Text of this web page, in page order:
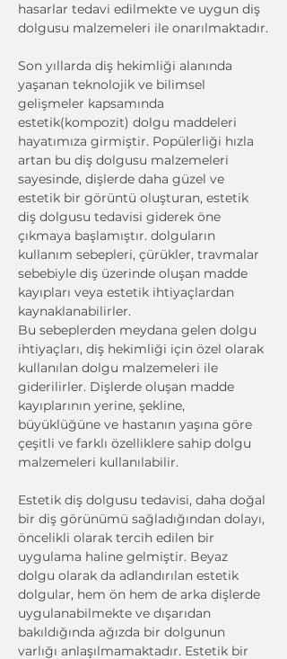
hasarlar tedavi edilmekte ve uygun diş
dolgusu malzemeleri ile onarılmaktadır.
Son yıllarda diş hekimliği alanında
yaşanan teknolojik ve bilimsel
gelişmeler kapsamında
estetik(kompozit) dolgu maddeleri
hayatımıza girmiştir. Popülerliği hızla
artan bu diş dolgusu malzemeleri
sayesinde, dişlerde daha güzel ve
estetik bir görüntü oluşturan, estetik
diş dolgusu tedavisi giderek öne
çıkmaya başlamıştır. dolguların
kullanım sebepleri, çürükler, travmalar
sebebiyle diş üzerinde oluşan madde
kayıpları veya estetik ihtiyaçlardan
kaynaklanabilirler.
Bu sebeplerden meydana gelen dolgu
ihtiyaçları, diş hekimliği için özel olarak
kullanılan dolgu malzemeleri ile
giderilirler. Dişlerde oluşan madde
kayıplarının yerine, şekline,
büyüklüğüne ve hastanın yaşına göre
çeşitli ve farklı özelliklere sahip dolgu
malzemeleri kullanılabilir.
Estetik diş dolgusu tedavisi, daha doğal
bir diş görünümü sağladığından dolayı,
öncelikli olarak tercih edilen bir
uygulama haline gelmiştir. Beyaz
dolgu olarak da adlandırılan estetik
dolgular, hem ön hem de arka dişlerde
uygulanabilmekte ve dışarıdan
bakıldığında ağızda bir dolgunun
varlığı anlaşılmamaktadır. Estetik bir